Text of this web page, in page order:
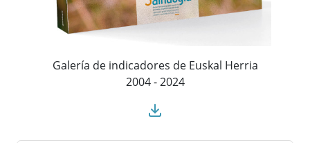
Galería de indicadores de Euskal Herria
2004 - 2024